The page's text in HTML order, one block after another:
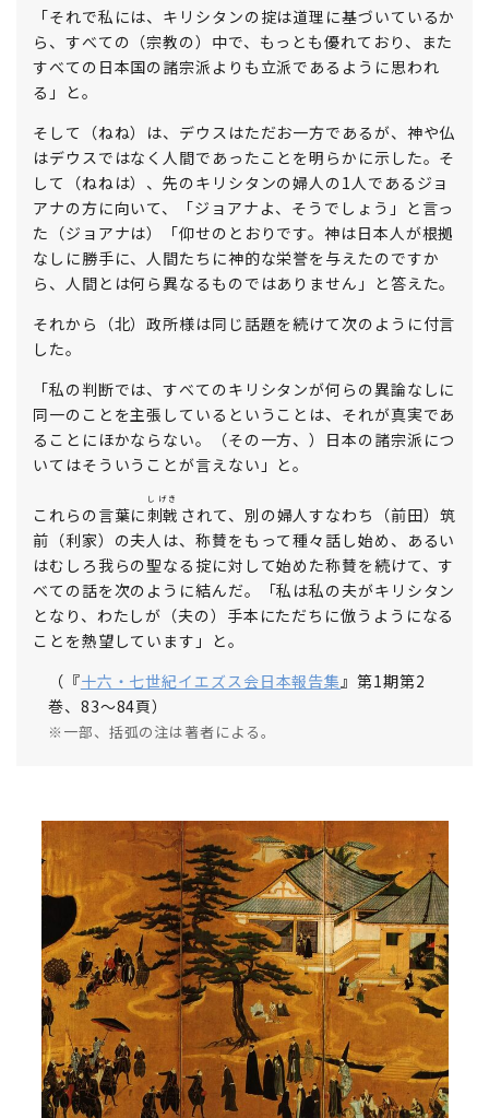
「それで私には、キリシタンの掟は道理に基づいているか
ら、すべての（宗教の）中で、もっとも優れており、また
すべての日本国の諸宗派よりも立派であるように思われ
る」と。
そして（ねね）は、デウスはただお一方であるが、神や仏
はデウスではなく人間であったことを明らかに示した。そ
して（ねねは）、先のキリシタンの婦人の1人であるジョ
アナの方に向いて、「ジョアナよ、そうでしょう」と言っ
た（ジョアナは）「仰せのとおりです。神は日本人が根拠
なしに勝手に、人間たちに神的な栄誉を与えたのですか
ら、人間とは何ら異なるものではありません」と答えた。
それから（北）政所様は同じ話題を続けて次のように付言
した。
「私の判断では、すべてのキリシタンが何らの異論なしに
同一のことを主張しているということは、それが真実であ
ることにほかならない。（その一方、）日本の諸宗派につ
いてはそういうことが言えない」と。
これらの言葉に刺戟
しげき
されて、別の婦人すなわち（前田）筑
前（利家）の夫人は、称賛をもって種々話し始め、あるい
はむしろ我らの聖なる掟に対して始めた称賛を続けて、す
べての話を次のように結んだ。「私は私の夫がキリシタン
となり、わたしが（夫の）手本にただちに倣うようになる
ことを熱望しています」と。
（『十六・七世紀イエズス会日本報告集 』第1期第2
巻、83〜84頁）
※一部、括弧の注は著者による。